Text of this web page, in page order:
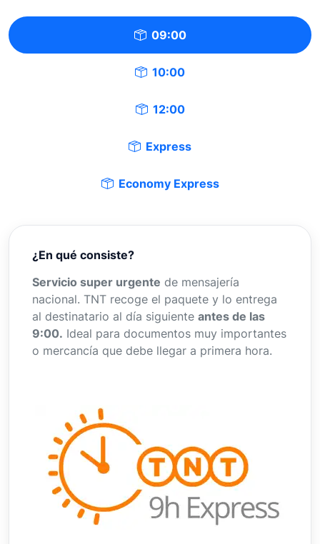
09:00
10:00
12:00
Express
Economy Express
¿En qué consiste?
Servicio super urgente de mensajería
nacional. TNT recoge el paquete y lo entrega
al destinatario al día siguiente antes de las
9:00. Ideal para documentos muy importantes
o mercancía que debe llegar a primera hora.